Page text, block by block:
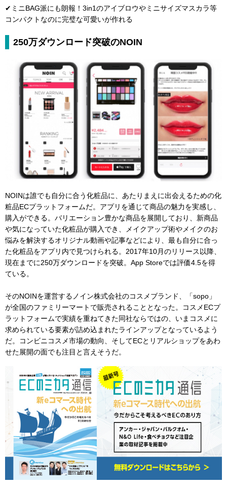
✔ミニBAG派にも朗報！3in1のアイブロウやミニサイズマスカラ等
コンパクトなのに完璧な可愛いが作れる
250万ダウンロード突破のNOIN
NOINは誰でも自分に合う化粧品に、あたりまえに出会えるための化
粧品ECプラットフォームだ。アプリを通じて商品の魅力を実感し、
購入ができる。バリエーション豊かな商品を展開しており、新商品
や気になっていた化粧品が購入でき、メイクアップ術やメイクのお
悩みを解決するオリジナル動画や記事などにより、最も自分に合っ
た化粧品をアプリ内で見つけられる。2017年10月のリリース以降、
現在までに250万ダウンロードを突破。App Storeでは評価4.5を得
ている。
そのNOINを運営するノイン株式会社のコスメブランド、「sopo」
が全国のファミリーマートで販売されることとなった。コスメECプ
ラットフォームで実績を重ねてきた同社ならではの、いまコスメに
求められている要素が詰め込まれたラインアップとなっているよう
だ。コンビニコスメ市場の動向、そしてECとリアルショップをあわ
せた展開の面でも注目と言えそうだ。